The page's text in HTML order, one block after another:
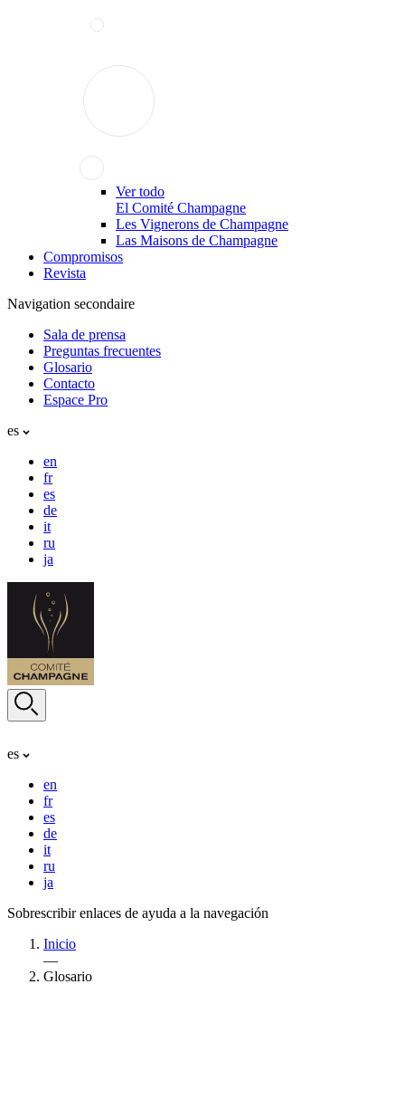
Ver todo
El Comité Champagne
Les Vignerons de Champagne
Las Maisons de Champagne
Compromisos
Revista
Navigation secondaire
Sala de prensa
Preguntas frecuentes
Glosario
Contacto
Espace Pro
es
en
fr
es
de
it
ru
ja
es
en
fr
es
de
it
ru
ja
Sobrescribir enlaces de ayuda a la navegación
Inicio
—
Glosario